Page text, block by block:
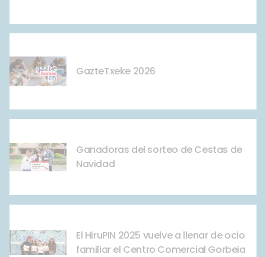
GazteTxeke 2026
Ganadoras del sorteo de Cestas de
Navidad
El HiruPIN 2025 vuelve a llenar de ocio
familiar el Centro Comercial Gorbeia